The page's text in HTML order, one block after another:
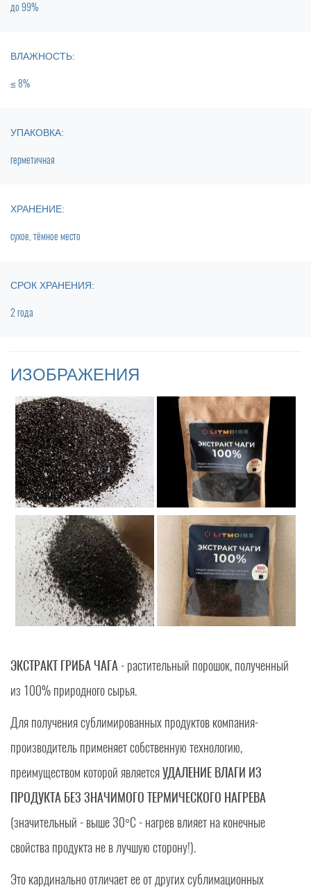
до 99%
ВЛАЖНОСТЬ:
≤ 8%
УПАКОВКА:
герметичная
ХРАНЕНИЕ:
сухое, тёмное место
СРОК ХРАНЕНИЯ:
2 года
ИЗОБРАЖЕНИЯ
ЭКСТРАКТ ГРИБА ЧАГА- растительный порошок, полученный
из 100% природного сырья.
Для получения сублимированных продуктов компания-
производитель применяет собственную технологию,
преимуществом которой являетсяУДАЛЕНИЕ ВЛАГИ ИЗ
ПРОДУКТА БЕЗ ЗНАЧИМОГО ТЕРМИЧЕСКОГО НАГРЕВА
(значительный - выше 30°C - нагрев влияет на конечные
свойства продукта не в лучшую сторону!).
Это кардинально отличает ее от других сублимационных